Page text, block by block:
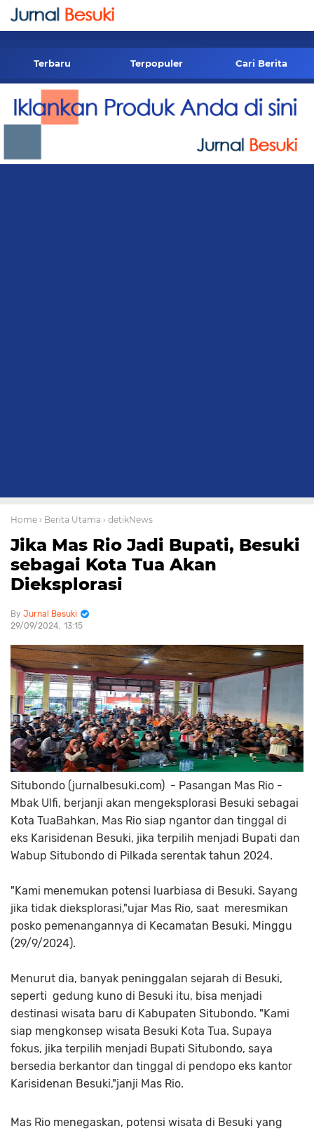
-->
Terbaru Terpopuler Cari Berita
Home › Berita Utama › detikNews
Jika Mas Rio Jadi Bupati, Besuki
sebagai Kota Tua Akan
Dieksplorasi
Jurnal Besuki
29/09/2024 13:15
Situbondo (jurnalbesuki.com) - Pasangan Mas Rio -
Mbak Ulfi, berjanji akan mengeksplorasi Besuki sebagai
Kota TuaBahkan, Mas Rio siap ngantor dan tinggal di
eks Karisidenan Besuki, jika terpilih menjadi Bupati dan
Wabup Situbondo di Pilkada serentak tahun 2024.
"Kami menemukan potensi luarbiasa di Besuki. Sayang
jika tidak dieksplorasi,"ujar Mas Rio, saat meresmikan
posko pemenangannya di Kecamatan Besuki, Minggu
(29/9/2024).
Menurut dia, banyak peninggalan sejarah di Besuki,
seperti gedung kuno di Besuki itu, bisa menjadi
destinasi wisata baru di Kabupaten Situbondo. "Kami
siap mengkonsep wisata Besuki Kota Tua. Supaya
fokus, jika terpilih menjadi Bupati Situbondo, saya
bersedia berkantor dan tinggal di pendopo eks kantor
Karisidenan Besuki,"janji Mas Rio.
Mas Rio menegaskan, potensi wisata di Besuki yang